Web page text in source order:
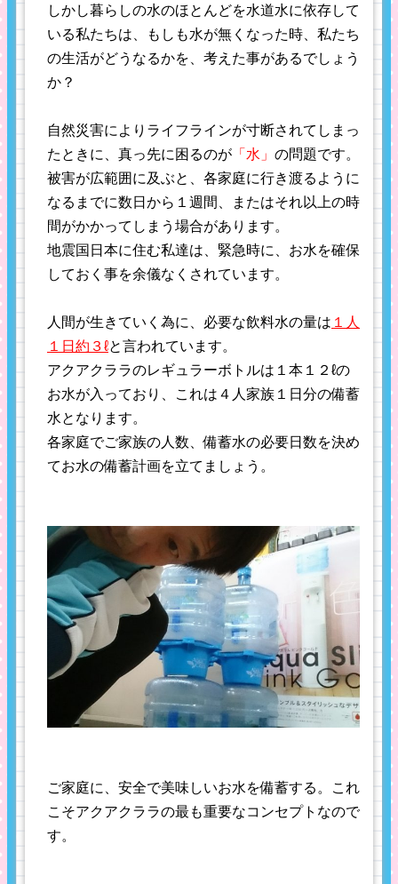
しかし暮らしの水のほとんどを水道水に依存して
いる私たちは、もしも水が無くなった時、私たち
の生活がどうなるかを、考えた事があるでしょう
か？
自然災害によりライフラインが寸断されてしまっ
たときに、真っ先に困るのが 「水」 の問題です。
被害が広範囲に及ぶと、各家庭に行き渡るように
なるまでに数日から１週間、またはそれ以上の時
間がかかってしまう場合があります。
地震国日本に住む私達は、緊急時に、お水を確保
しておく事を余儀なくされています。
人間が生きていく為に、必要な飲料水の量は １人
１日約３ℓと言われています。
アクアクララのレギュラーボトルは１本１２ℓの
お水が入っており、これは４人家族１日分の備蓄
水となります。
各家庭でご家族の人数、備蓄水の必要日数を決め
てお水の備蓄計画を立てましょう。
ご家庭に、安全で美味しいお水を備蓄する。これ
こそアクアクララの最も重要なコンセプトなので
す。